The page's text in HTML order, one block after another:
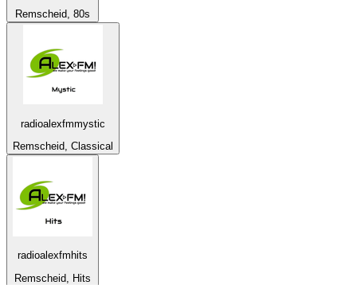
Remscheid, 80s
radioalexfmmystic
Remscheid, Classical
radioalexfmhits
Remscheid, Hits